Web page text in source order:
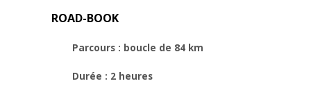
ROAD-BOOK
Parcours : boucle de 84 km
Durée : 2 heures